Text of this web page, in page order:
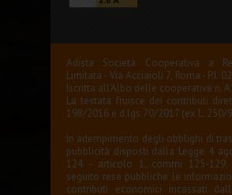
Adista Società Cooperativa a
Limitata - Via Acciaioli 7, Roma - P.I.
Iscritta all'Albo delle cooperative n.
La testata fruisce dei contributi
198/2016 e d.lgs 70/2017 (ex L. 250/
In adempimento degli obblighi di
pubblicità disposti dalla Legge 4
124 - articolo 1, commi 125-129,
seguito rese pubbliche le
contributi economici incassati